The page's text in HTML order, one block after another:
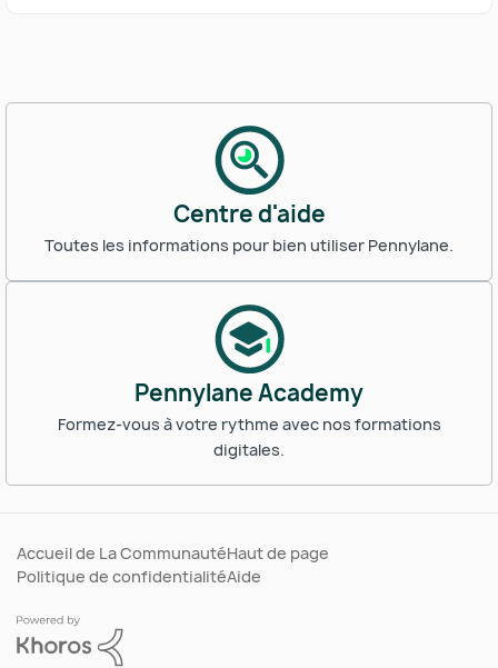
Centre d'aide
Toutes les informations pour bien utiliser Pennylane.
Pennylane Academy
Formez-vous à votre rythme avec nos formations
digitales.
Accueil de La CommunautéHaut de page
Politique de confidentialitéAide